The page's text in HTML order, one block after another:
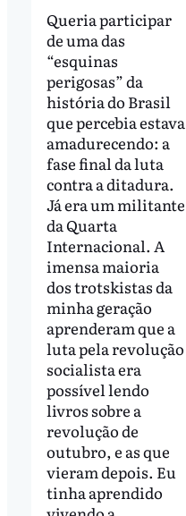
Queria participar
de uma das
“esquinas
perigosas” da
história do Brasil
que percebia estava
amadurecendo: a
fase final da luta
contra a ditadura.
Já era um militante
da Quarta
Internacional. A
imensa maioria
dos trotskistas da
minha geração
aprenderam que a
luta pela revolução
socialista era
possível lendo
livros sobre a
revolução de
outubro, e as que
vieram depois. Eu
tinha aprendido